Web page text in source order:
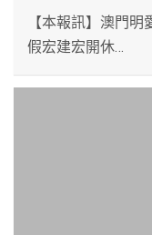
【本報訊】澳門
假宏建宏開休…